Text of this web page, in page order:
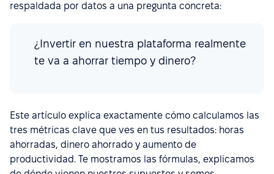
respaldada por datos a una pregunta concreta:
¿Invertir en nuestra plataforma realmente
te va a ahorrar tiempo y dinero?
Este artículo explica exactamente cómo calculamos las
tres métricas clave que ves en tus resultados: horas
ahorradas, dinero ahorrado y aumento de
productividad. Te mostramos las fórmulas, explicamos